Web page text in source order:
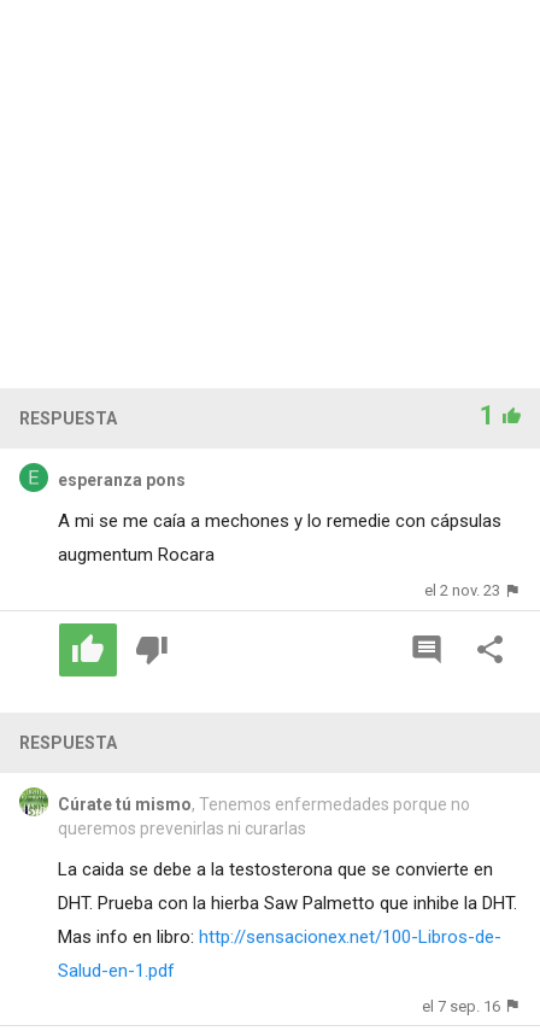
RESPUESTA 1
esperanza pons
A mi se me caía a mechones y lo remedie con cápsulas
augmentum Rocara
el 2 nov. 23
RESPUESTA
Cúrate tú mismo, Tenemos enfermedades porque no
queremos prevenirlas ni curarlas
La caida se debe a la testosterona que se convierte en
DHT. Prueba con la hierba Saw Palmetto que inhibe la DHT.
Mas info en libro: http://sensacionex.net/100-Libros-de-
Salud-en-1.pdf
el 7 sep. 16